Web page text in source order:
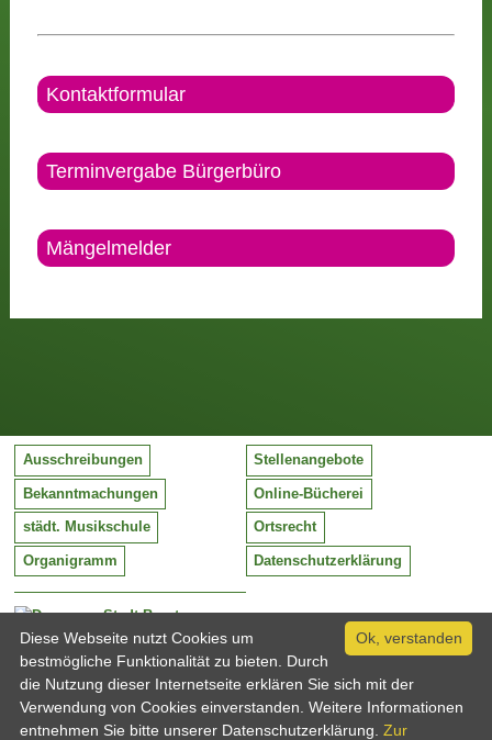
Kontaktformular
Terminvergabe Bürgerbüro
Mängelmelder
Stadt Barntrup
Mittelstraße 38
32683 Barntrup
Tel:
Email:
05263 / 409-0
info@barntrup.de
Ausschreibungen Stellenangebote
Bekanntmachungen Online-Bücherei
städt. Musikschule Ortsrecht
Organigramm Datenschutzerklärung
Ok, verstanden
Diese Webseite nutzt Cookies um
bestmögliche Funktionalität zu bieten. Durch
die Nutzung dieser Internetseite erklären Sie sich mit der
Verwendung von Cookies einverstanden. Weitere Informationen
entnehmen Sie bitte unserer Datenschutzerklärung. Zur